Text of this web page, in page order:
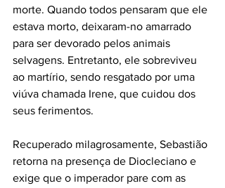
morte. Quando todos pensaram que ele
estava morto, deixaram-no amarrado
para ser devorado pelos animais
selvagens. Entretanto, ele sobreviveu
ao martírio, sendo resgatado por uma
viúva chamada Irene, que cuidou dos
seus ferimentos.
Recuperado milagrosamente, Sebastião
retorna na presença de Diocleciano e
exige que o imperador pare com as